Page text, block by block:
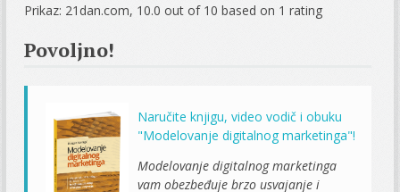
Prikaz: 21dan.com, 10.0 out of 10 based on 1 rating
Povoljno!
Naručite knjigu, video vodič i obuku
"Modelovanje digitalnog marketinga"!
Modelovanje digitalnog marketinga
vam obezbeđuje brzo usvajanje i